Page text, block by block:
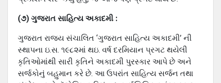
(૭) ગુજરાત સાહિત્‍ય અકાદમી :
ગુજરાત રાજય સંચાલિત ‘ગુજરાત સાહિત્‍ય અકાદમી’ ની
સ્‍થાપના ઇ.સ. ૧૯૮૨માં થઇ. વર્ષ દરમિયાન પ્રગટ થયેલી
કૃતિઓમાંથી સારી કૃતિને અકાદમી પુરસ્‍કાર આપે છે અને
સર્જકોનું બહુમાન કરે છે. આ ઉપરાંત સાહિત્‍ય સર્જન તથા